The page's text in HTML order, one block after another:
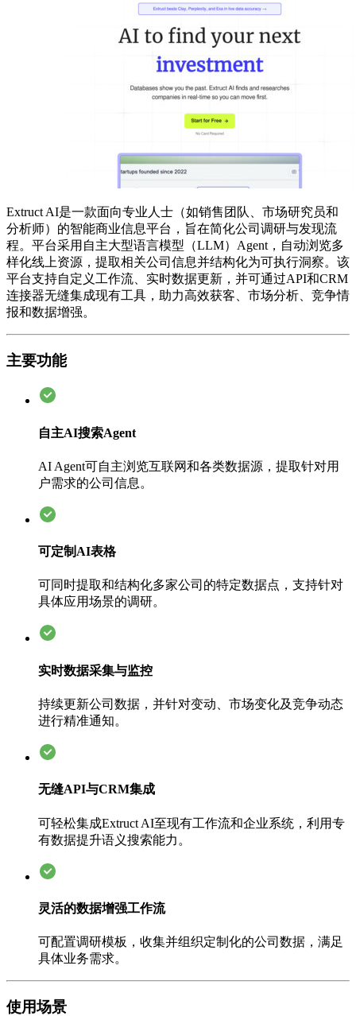
Extruct AI是一款面向专业人士（如销售团队、市场研究员和
分析师）的智能商业信息平台，旨在简化公司调研与发现流
程。平台采用自主大型语言模型（LLM）Agent，自动浏览多
样化线上资源，提取相关公司信息并结构化为可执行洞察。该
平台支持自定义工作流、实时数据更新，并可通过API和CRM
连接器无缝集成现有工具，助力高效获客、市场分析、竞争情
报和数据增强。
主要功能
自主AI搜索Agent
AI Agent可自主浏览互联网和各类数据源，提取针对用
户需求的公司信息。
可定制AI表格
可同时提取和结构化多家公司的特定数据点，支持针对
具体应用场景的调研。
实时数据采集与监控
持续更新公司数据，并针对变动、市场变化及竞争动态
进行精准通知。
无缝API与CRM集成
可轻松集成Extruct AI至现有工作流和企业系统，利用专
有数据提升语义搜索能力。
灵活的数据增强工作流
可配置调研模板，收集并组织定制化的公司数据，满足
具体业务需求。
使用场景